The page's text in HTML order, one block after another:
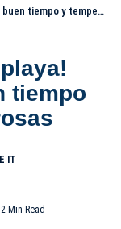
y temperaturas calurosas
tiempo
2 Min Read